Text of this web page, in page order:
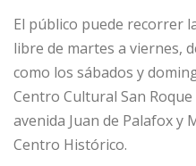
El público puede recorrer
libre de martes a viernes,
como los sábados y
Centro Cultural San
avenida Juan de Palafox y
Centro Histórico.